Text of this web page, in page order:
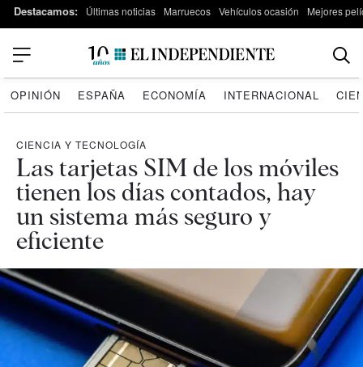
Destacamos: Últimas noticias Marruecos Vehículos ocasión Mejores
OPINIÓN ESPAÑA ECONOMÍA INTERNACIONAL
CIENCIA Y TECNOLOGÍA
Las tarjetas SIM de los móviles
tienen los días contados, hay
un sistema más seguro y
eficiente